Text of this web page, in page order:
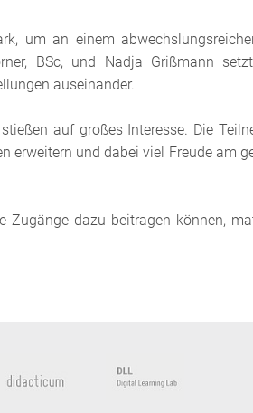
um an einem
BSc, und Nadja Grißmann
auseinander.
auf großes Interesse. Die
erweitern und dabei viel Freude am
Zugänge dazu beitragen können,